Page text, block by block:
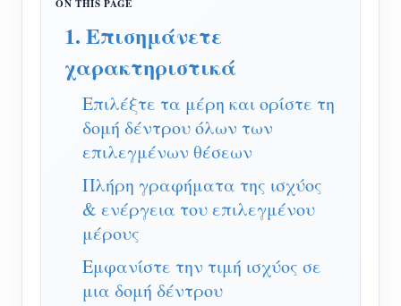
Ελεγκτής ισχύος WiFi
IAMMETER Cloud Pro
Υπηρεσία αυτο-φιλοξενίας
Φορτιστής EV
IAMMETER Simulator
Εικονικός μετρητής
Σύστημα Πρόβλεψης και Προσομοίωσης
Ενέργειας
Εφαρμογές
1. Επισημάνετε
χαρακτηριστικά
Επιλέξτε τα μέρη και ορίστε τη
δομή δέντρου όλων των
επιλεγμένων θέσεων
Πλήρη γραφήματα της ισχύος
& ενέργεια του επιλεγμένου
μέρους
Εμφανίστε την τιμή ισχύος σε
μια δομή δέντρου